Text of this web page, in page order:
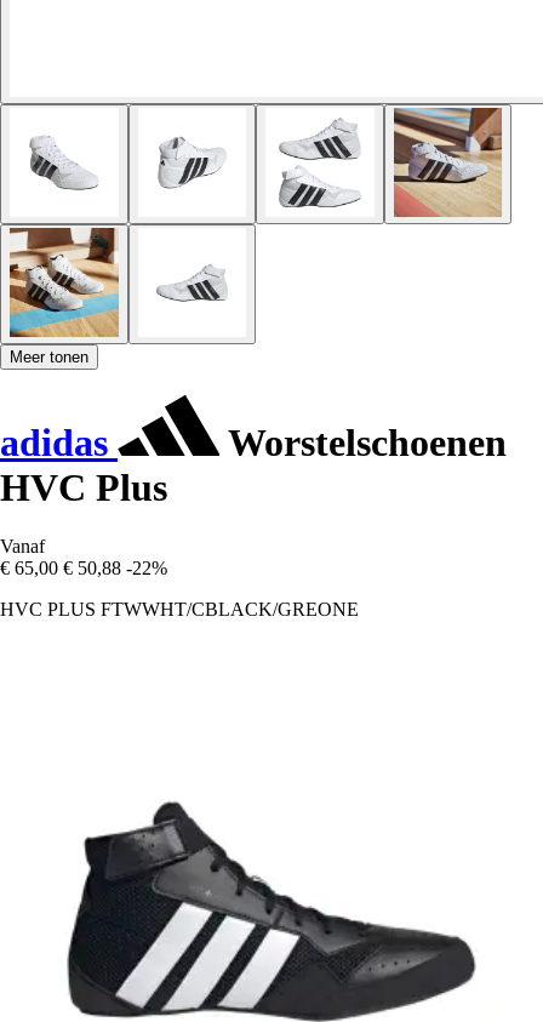
Meer tonen
adidas
Worstelschoenen
HVC Plus
Vanaf
€ 65,00 € 50,88 -22%
HVC PLUS FTWWHT/CBLACK/GREONE